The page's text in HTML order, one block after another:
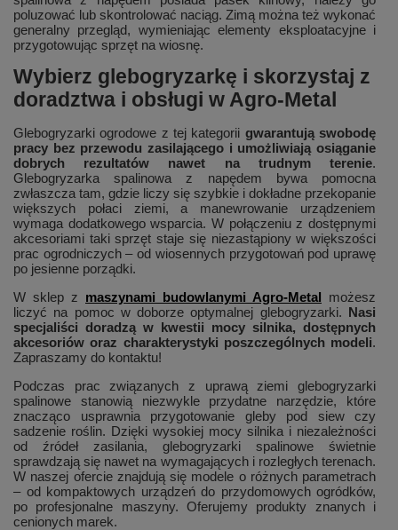
poluzować lub skontrolować naciąg. Zimą można też wykonać
generalny przegląd, wymieniając elementy eksploatacyjne i
przygotowując sprzęt na wiosnę.
Wybierz glebogryzarkę i skorzystaj z
doradztwa i obsługi w Agro-Metal
Glebogryzarki ogrodowe z tej kategorii gwarantują swobodę
pracy bez przewodu zasilającego i umożliwiają osiąganie
dobrych rezultatów nawet na trudnym terenie.
Glebogryzarka spalinowa z napędem bywa pomocna
zwłaszcza tam, gdzie liczy się szybkie i dokładne przekopanie
większych połaci ziemi, a manewrowanie urządzeniem
wymaga dodatkowego wsparcia. W połączeniu z dostępnymi
akcesoriami taki sprzęt staje się niezastąpiony w większości
prac ogrodniczych – od wiosennych przygotowań pod uprawę
po jesienne porządki.
W sklep z maszynami budowlanymi Agro-Metal możesz
liczyć na pomoc w doborze optymalnej glebogryzarki. Nasi
specjaliści doradzą w kwestii mocy silnika, dostępnych
akcesoriów oraz charakterystyki poszczególnych modeli.
Zapraszamy do kontaktu!
Podczas prac związanych z uprawą ziemi glebogryzarki
spalinowe stanowią niezwykle przydatne narzędzie, które
znacząco usprawnia przygotowanie gleby pod siew czy
sadzenie roślin. Dzięki wysokiej mocy silnika i niezależności
od źródeł zasilania, glebogryzarki spalinowe świetnie
sprawdzają się nawet na wymagających i rozległych terenach.
W naszej ofercie znajdują się modele o różnych parametrach
– od kompaktowych urządzeń do przydomowych ogródków,
po profesjonalne maszyny. Oferujemy produkty znanych i
cenionych marek.